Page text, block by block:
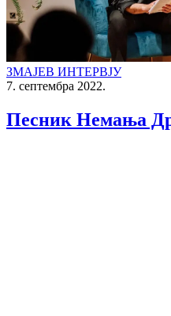
ЗМАЈЕВ ИНТЕРВЈУ
7. септембра 2022.
Песник Немања